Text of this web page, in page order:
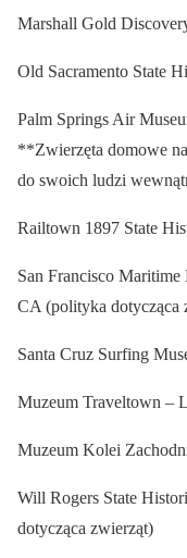
Marshall Gold
Old Sacramento State
Palm Springs Air
**Zwierzęta domowe
do swoich ludzi
Railtown 1897 State
San Francisco
CA (polityka dotycząca
Santa Cruz Surfing
Muzeum Traveltown –
Muzeum Kolei
Will Rogers State
dotycząca zwierząt)